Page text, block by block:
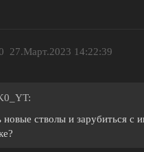
27.Март.2023 14:22:39
стволы и зарубиться с